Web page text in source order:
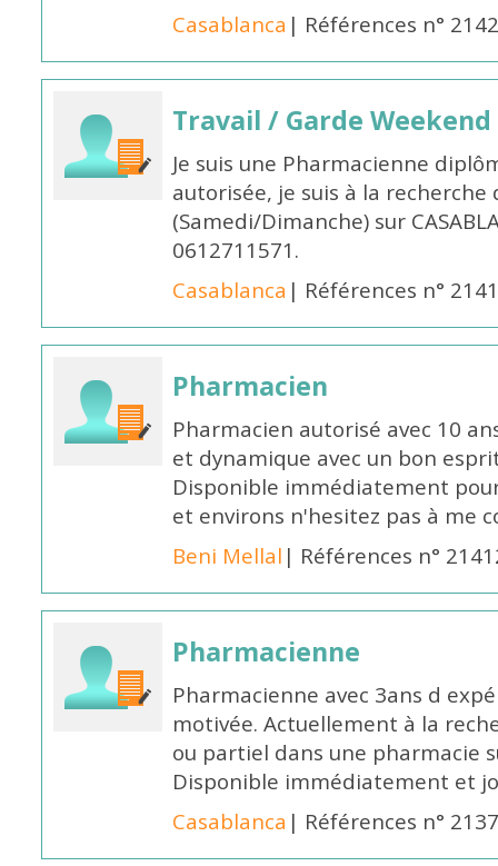
Casablanca | Références n°
Travail / Garde Weekend
Je suis une Pharmacienne
autorisée, je suis à la
(Samedi/Dimanche) sur
0612711571.
Casablanca | Références n°
Pharmacien
Pharmacien autorisé avec 10
et dynamique avec un bon
Disponible immédiatement
et environs n'hesitez pas à me
Beni Mellal | Références n°
Pharmacienne
Pharmacienne avec 3ans d
motivée. Actuellement à la
ou partiel dans une pharmacie
Disponible immédiatement et
Casablanca | Références n°